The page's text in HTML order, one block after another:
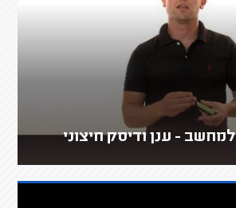
למחשב - ענן ודיסק חיצוני